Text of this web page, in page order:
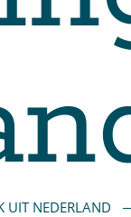
UIT NEDERLAND